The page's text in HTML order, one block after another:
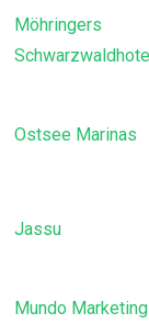
Möhringers
Ostsee Marinas
Jassu
Mundo Marketing